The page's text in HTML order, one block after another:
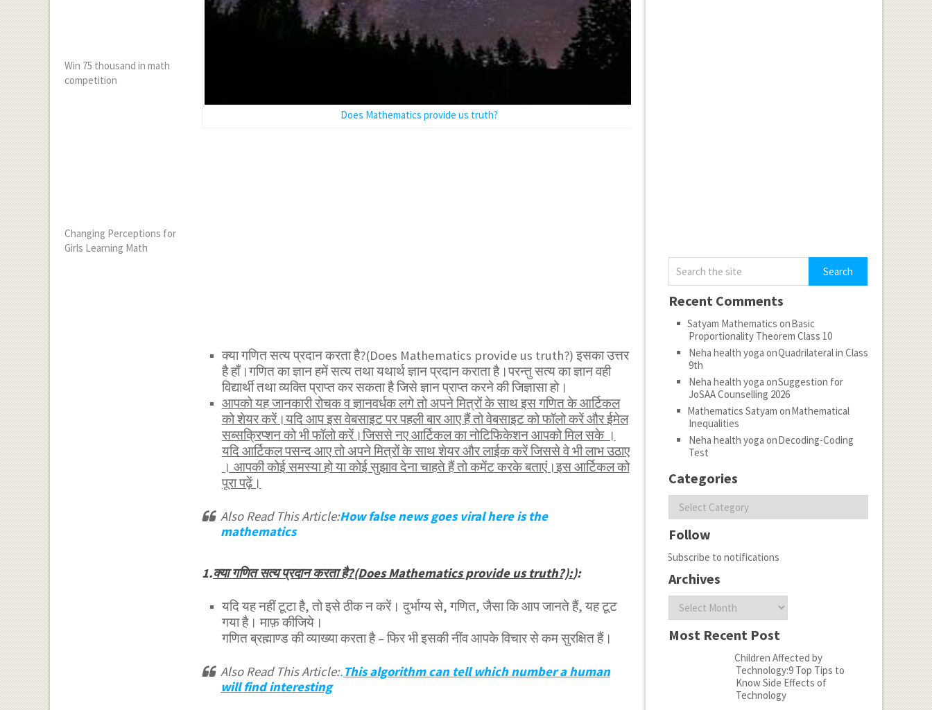
Does Mathematics provide us truth?
क्या गणित सत्य प्रदान करता है?(Does Mathematics provide us truth?) इसका उत्तर
है हाँ।गणित का ज्ञान हमें सत्य तथा यथार्थ ज्ञान प्रदान कराता है।परन्तु सत्य का ज्ञान वही
विद्यार्थी तथा व्यक्ति प्राप्त कर सकता है जिसे ज्ञान प्राप्त करने की जिज्ञासा हो।
आपको यह जानकारी रोचक व ज्ञानवर्धक लगे तो अपने मित्रों के साथ इस गणित के आर्टिकल
को शेयर करें।यदि आप इस वेबसाइट पर पहली बार आए हैं तो वेबसाइट को फॉलो करें और ईमेल
सब्सक्रिप्शन को भी फॉलो करें।जिससे नए आर्टिकल का नोटिफिकेशन आपको मिल सके ।
यदि आर्टिकल पसन्द आए तो अपने मित्रों के साथ शेयर और लाईक करें जिससे वे भी लाभ उठाए
। आपकी कोई समस्या हो या कोई सुझाव देना चाहते हैं तो कमेंट करके बताएं।इस आर्टिकल को
पूरा पढ़ें।
Also Read This Article:How false news goes viral here is the
mathematics
1.क्या गणित सत्य प्रदान करता है?(Does Mathematics provide us truth?):):
यदि यह नहीं टूटा है, तो इसे ठीक न करें। दुर्भाग्य से, गणित, जैसा कि आप जानते हैं, यह टूट
गया है। माफ़ कीजिये।
गणित ब्रह्माण्ड की व्याख्या करता है – फिर भी इसकी नींव आपके विचार से कम सुरक्षित हैं।
Also Read This Article:.This algorithm can tell which number a human
will find interesting
Win 75 thousand in math
competition
Changing Perceptions for
Girls Learning Math
Recent Comments
Satyam Mathematics onBasic
Proportionality Theorem Class 10
Neha health yoga onQuadrilateral in Class
9th
Neha health yoga onSuggestion for
JoSAA Counselling 2026
Mathematics Satyam onMathematical
Inequalities
Neha health yoga onDecoding-Coding
Test
Categories
Categories
Follow
Subscribe to notifications
Archives
Archives
Most Recent Post
Children Affected by
Technology:9 Top Tips to
Know Side Effects of
Technology